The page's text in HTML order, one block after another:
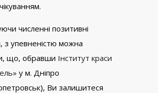
численні позитивні
з упевненістю можна
що, обравши Інститут краси
у м. Дніпро
Ви залишитеся